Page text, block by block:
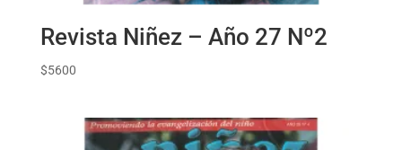
Revista Niñez – Año 27 Nº2
$5600